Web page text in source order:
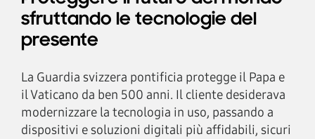
sfruttando le tecnologie del
presente
La Guardia svizzera pontificia protegge il Papa e
il Vaticano da ben 500 anni. Il cliente desiderava
modernizzare la tecnologia in uso, passando a
dispositivi e soluzioni digitali più affidabili, sicuri